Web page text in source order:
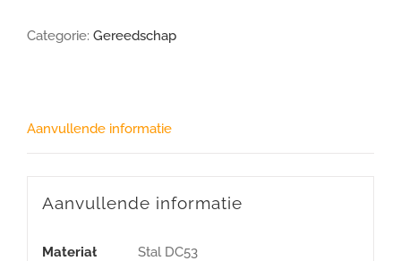
Categorie: Gereedschap
Aanvullende informatie
Aanvullende informatie
Materiał Stal DC53